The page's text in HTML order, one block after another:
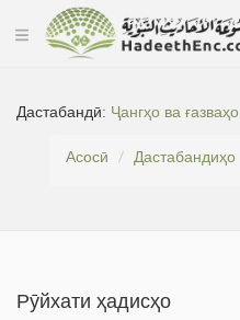
Дастабандӣ: Ҷангҳо ва ғазваҳо
Асосӣ
Дастабандиҳо
Рӯйхати ҳадисҳо